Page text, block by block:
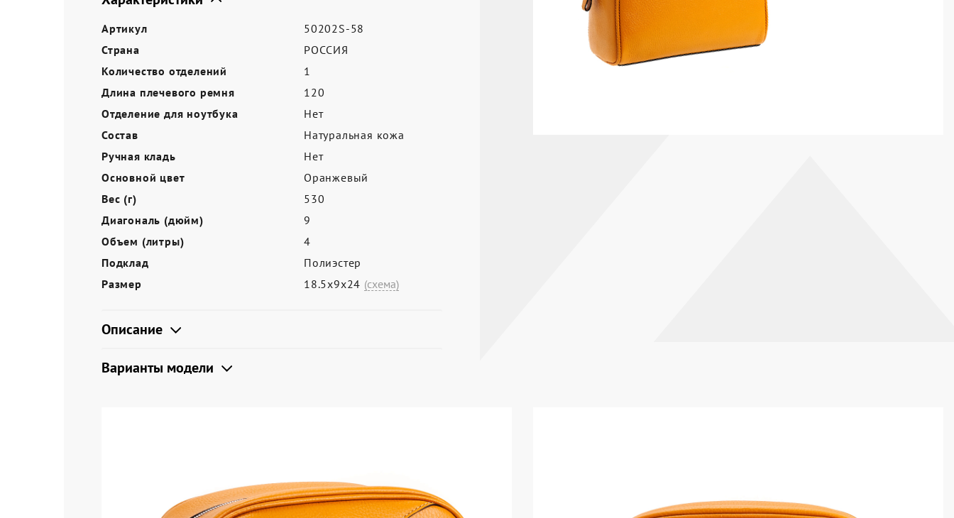
Акции
Артикул
50202S-58
Страна
РОССИЯ
Количество отделений
1
Длина плечевого ремня
120
Отделение для ноутбука
Нет
Состав
Натуральная кожа
Ручная кладь
Нет
Основной цвет
Оранжевый
Вес (г)
530
Диагональ (дюйм)
9
Объем (литры)
4
Подклад
Полиэстер
Размер
18.5х9х24 (схема)
Описание
Варианты модели